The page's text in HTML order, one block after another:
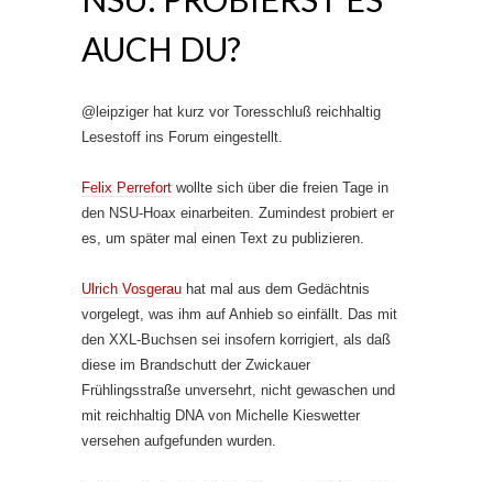
AUCH DU?
@leipziger hat kurz vor Toresschluß reichhaltig
Lesestoff ins Forum eingestellt.
Felix Perrefort wollte sich über die freien Tage in
den NSU-Hoax einarbeiten. Zumindest probiert er
es, um später mal einen Text zu publizieren.
Ulrich Vosgerau hat mal aus dem Gedächtnis
vorgelegt, was ihm auf Anhieb so einfällt. Das mit
den XXL-Buchsen sei insofern korrigiert, als daß
diese im Brandschutt der Zwickauer
Frühlingsstraße unversehrt, nicht gewaschen und
mit reichhaltig DNA von Michelle Kieswetter
versehen aufgefunden wurden.